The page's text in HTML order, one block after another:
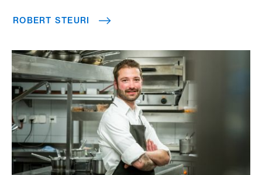
ROBERT STEURI